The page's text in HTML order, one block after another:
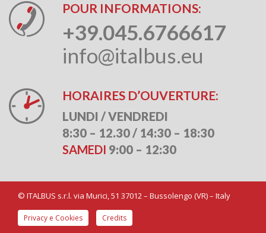
POUR INFORMATIONS:
+39.045.6766617
info@italbus.eu
HORAIRES D’OUVERTURE:
LUNDI / VENDREDI
8:30 – 12.30 / 14:30 – 18:30
SAMEDI 9:00 – 12:30
© ITALBUS s.r.l. via Murici, 51 37012 – Bussolengo (VR) – Italy
Privacy e Cookies Credits